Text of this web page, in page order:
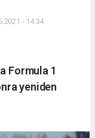
- 14:34
Formula 1
yeniden